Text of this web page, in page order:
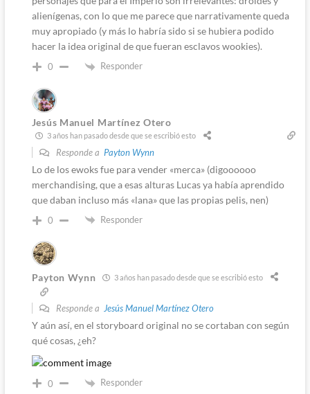
alienígenas, con lo que me parece que narrativamente queda
muy apropiado (y más lo habría sido si se hubiera podido
hacer la idea original de que fueran esclavos wookies).
0 Responder
Jesús Manuel Martínez Otero
3 años han pasado desde que se escribió esto
Responde a Payton Wynn
Lo de los ewoks fue para vender «merca» (digoooooo
merchandising, que a esas alturas Lucas ya había aprendido
que daban incluso más «lana» que las propias pelis, nen)
0 Responder
Payton Wynn 3 años han pasado desde que se escribió esto
Responde a Jesús Manuel Martínez Otero
Y aún así, en el storyboard original no se cortaban con según
qué cosas, ¿eh?
0 Responder